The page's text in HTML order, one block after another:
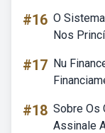
#16 O
Nos
#17 Nu
#18 Sobre Os
Assinale